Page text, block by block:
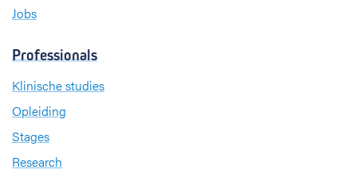
Jobs
Professionals
Klinische studies
Opleiding
Stages
Research